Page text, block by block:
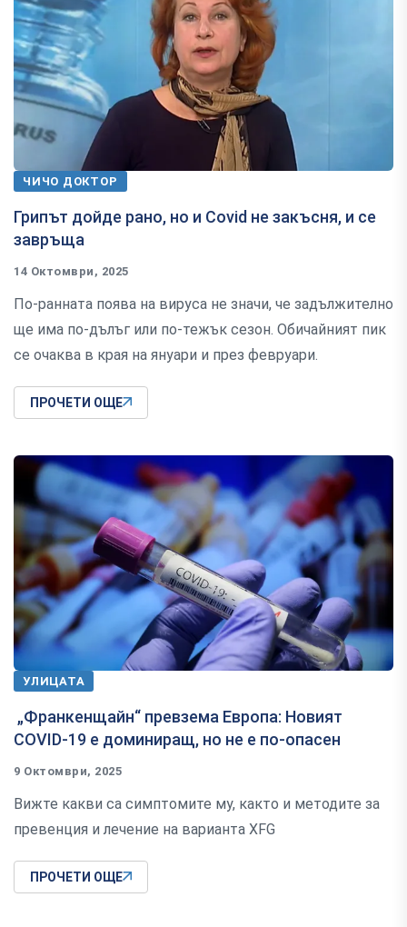
ЧИЧО ДОКТОР
Грипът дойде рано, но и Covid не закъсня, и се
завръща
14 Октомври, 2025
По-ранната поява на вируса не значи, че задължително
ще има по-дълъг или по-тежък сезон. Обичайният пик
се очаква в края на януари и през февруари.
ПРОЧЕТИ ОЩЕ
УЛИЦАТА
„Франкенщайн“ превзема Европа: Новият
COVID-19 е доминиращ, но не е по-опасен
9 Октомври, 2025
Вижте какви са симптомите му, както и методите за
превенция и лечение на варианта XFG
ПРОЧЕТИ ОЩЕ